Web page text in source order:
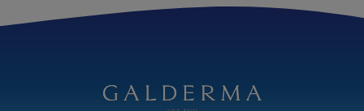
Quick Access